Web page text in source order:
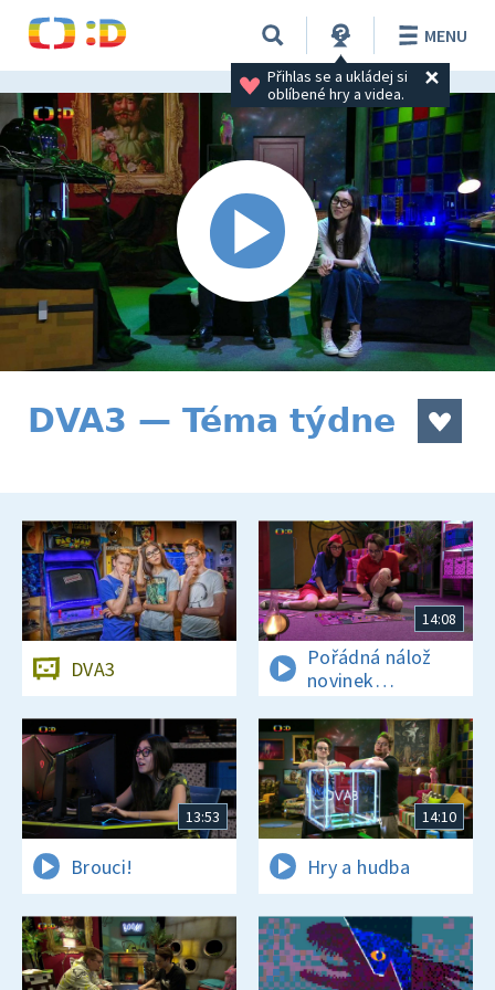
Přihlas se a ukládej si
oblíbené hry a videa.
MENU
DVA3 — Téma týdne
DVA3
14:08
Pořádná nálož
novinek
a zajímavostí
13:53
Brouci!
14:10
Hry a hudba